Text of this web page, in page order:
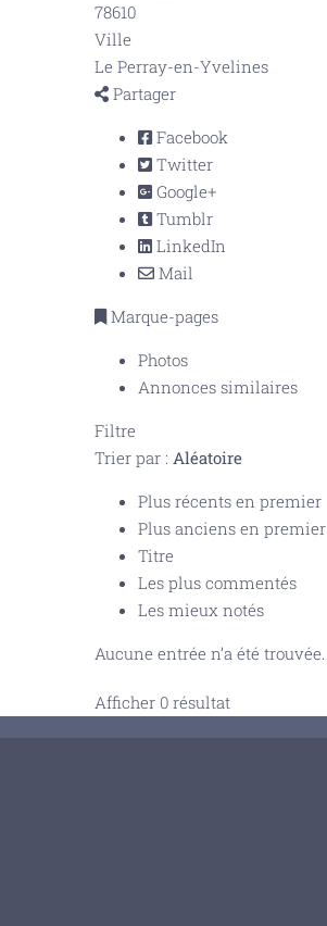
78610
Ville
Le Perray-en-Yvelines
Partager
Facebook
Twitter
Google+
Tumblr
LinkedIn
Mail
Marque-pages
Photos
Annonces similaires
Filtre
Trier par : Aléatoire
Plus récents en premier
Plus anciens en premier
Titre
Les plus commentés
Les mieux notés
Aucune entrée n’a été trouvée.
Afficher 0 résultat